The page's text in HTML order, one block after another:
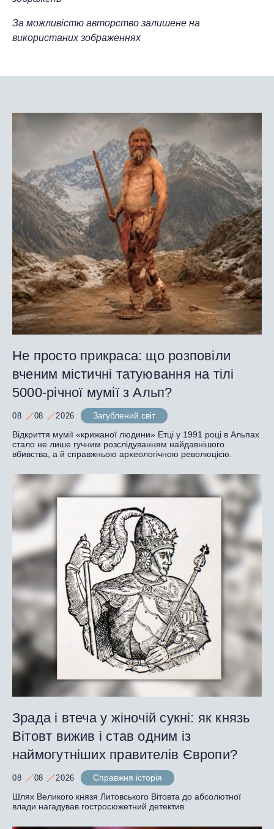
За можливістю авторство залишене на
використаних зображеннях
Не просто прикраса: що розповіли
вченим містичні татуювання на тілі
5000-річної мумії з Альп?
08 08 2026
Загублений світ
Відкриття мумії «крижаної людини» Етці у 1991 році в Альпах
стало не лише гучним розслідуванням найдавнішого
вбивства, а й справжньою археологічною революцією.
Зрада і втеча у жіночій сукні: як князь
Вітовт вижив і став одним із
наймогутніших правителів Європи?
08 08 2026
Справжня історія
Шлях Великого князя Литовського Вітовта до абсолютної
влади нагадував гостросюжетний детектив.